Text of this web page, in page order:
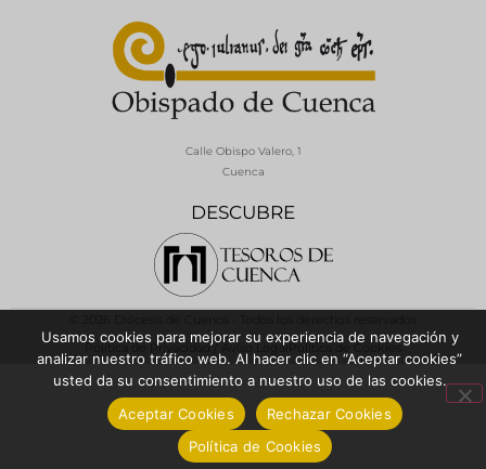
DESCUBRE
Calle Obispo Valero, 1
Cuenca
Política de Privacidad / Aviso Legal Política de Cookies
Usamos cookies para mejorar su experiencia de navegación y
analizar nuestro tráfico web. Al hacer clic en “Aceptar cookies”
usted da su consentimiento a nuestro uso de las cookies.
Aceptar Cookies
Rechazar Cookies
Política de Cookies